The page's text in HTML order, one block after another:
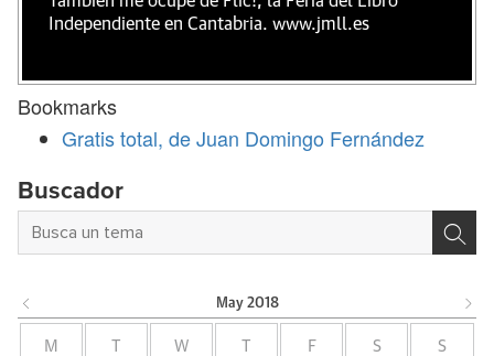
Independiente en Cantabria. www.jmll.es
Bookmarks
Gratis total, de Juan Domingo Fernández
Buscador
May 2018
M T W T F S S